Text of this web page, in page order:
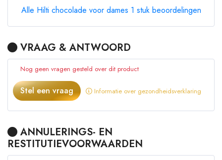
Alle Hilti chocolade voor dames 1 stuk beoordelingen
VRAAG & ANTWOORD
Nog geen vragen gesteld over dit product
Stel een vraag Informatie over gezondheidsverklaring
ANNULERINGS- EN
RESTITUTIEVOORWAARDEN